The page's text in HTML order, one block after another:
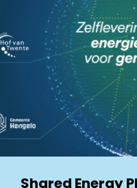
Shared Energy